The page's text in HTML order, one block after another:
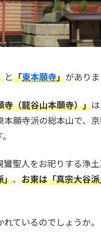
と「東本願寺」がありま
寺（龍谷山本願寺）」
本願寺派の総本山で、
聖人をお祀りする浄
」、 お東は「真宗大谷
ているのでしょうか。